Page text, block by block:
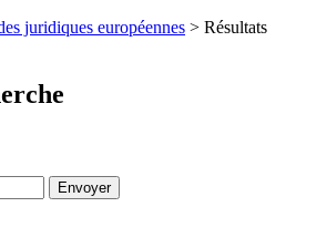
juridiques européennes > Résultats